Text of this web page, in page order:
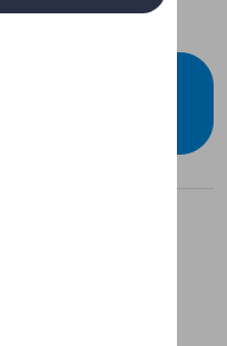
et à gauche